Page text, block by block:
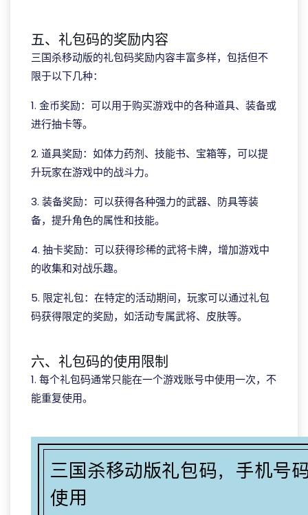
五、礼包码的奖励内容
三国杀移动版的礼包码奖励内容丰富多样，包括但不
限于以下几种：
1. 金币奖励：可以用于购买游戏中的各种道具、装备或
进行抽卡等。
2. 道具奖励：如体力药剂、技能书、宝箱等，可以提
升玩家在游戏中的战斗力。
3. 装备奖励：可以获得各种强力的武器、防具等装
备，提升角色的属性和技能。
4. 抽卡奖励：可以获得珍稀的武将卡牌，增加游戏中
的收集和对战乐趣。
5. 限定礼包：在特定的活动期间，玩家可以通过礼包
码获得限定的奖励，如活动专属武将、皮肤等。
六、礼包码的使用限制
1. 每个礼包码通常只能在一个游戏账号中使用一次，不
能重复使用。